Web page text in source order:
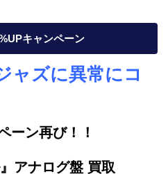
キャンペーン
ャズに異常にコ
ーン再び！！
アナログ盤 買取